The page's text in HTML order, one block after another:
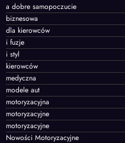
a dobre samopoczucie
biznesowa
dla kierowców
i fuzje
i styl
kierowców
medyczna
modele aut
motoryzacyjna
motoryzacyjne
motoryzacyjne
Nowości Motoryzacyjne